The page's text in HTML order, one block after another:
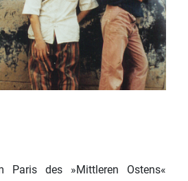
Paris des »Mittleren Ostens«